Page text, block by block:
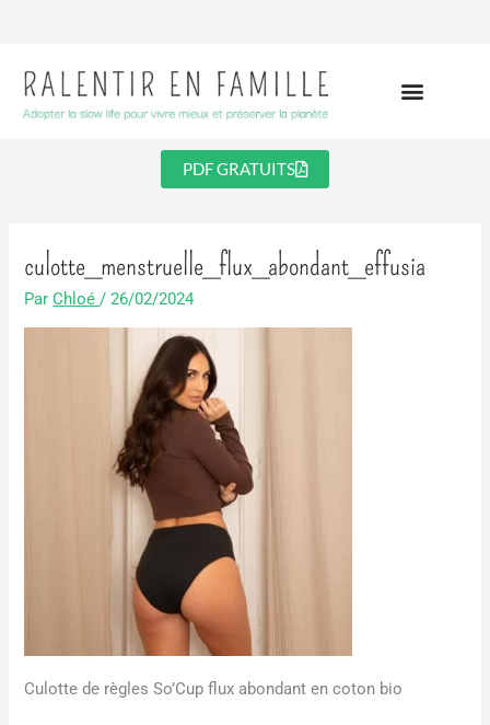
PDF GRATUITS
culotte_menstruelle_flux_abondant_effusia
ParChloé/26/02/2024
Culotte de règles So’Cup flux abondant en coton bio